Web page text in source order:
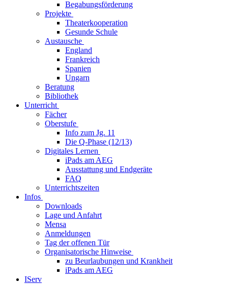
Begabungsförderung
Projekte
Theaterkooperation
Gesunde Schule
Austausche
England
Frankreich
Spanien
Ungarn
Beratung
Bibliothek
Unterricht
Fächer
Oberstufe
Info zum Jg. 11
Die Q-Phase (12/13)
Digitales Lernen
iPads am AEG
Ausstattung und Endgeräte
FAQ
Unterrichtszeiten
Infos
Downloads
Lage und Anfahrt
Mensa
Anmeldungen
Tag der offenen Tür
Organisatorische Hinweise
zu Beurlaubungen und Krankheit
iPads am AEG
IServ